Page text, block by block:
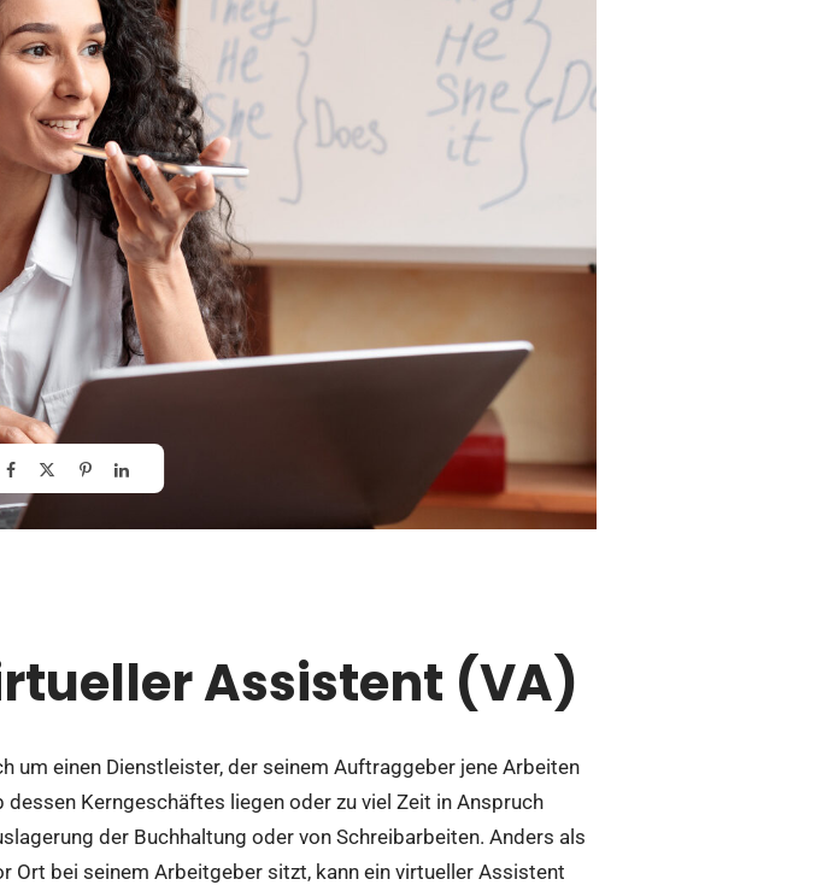
Assistent (VA)
um einen Dienstleister, der seinem Auftraggeber jene Arbeiten
Kerngeschäftes liegen oder zu viel Zeit in Anspruch
der Buchhaltung oder von Schreibarbeiten. Anders als
Ort bei seinem Arbeitgeber sitzt, kann ein virtueller Assistent